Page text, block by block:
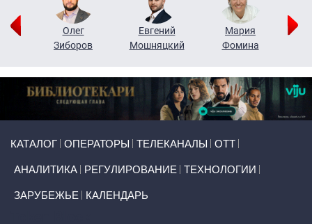
Олег
Зиборов
Евгений
Мошняцкий
Мария
Фомина
КАТАЛОГ ОПЕРАТОРЫ ТЕЛЕКАНАЛЫ ОТТ
АНАЛИТИКА РЕГУЛИРОВАНИЕ ТЕХНОЛОГИИ
ЗАРУБЕЖЬЕ КАЛЕНДАРЬ